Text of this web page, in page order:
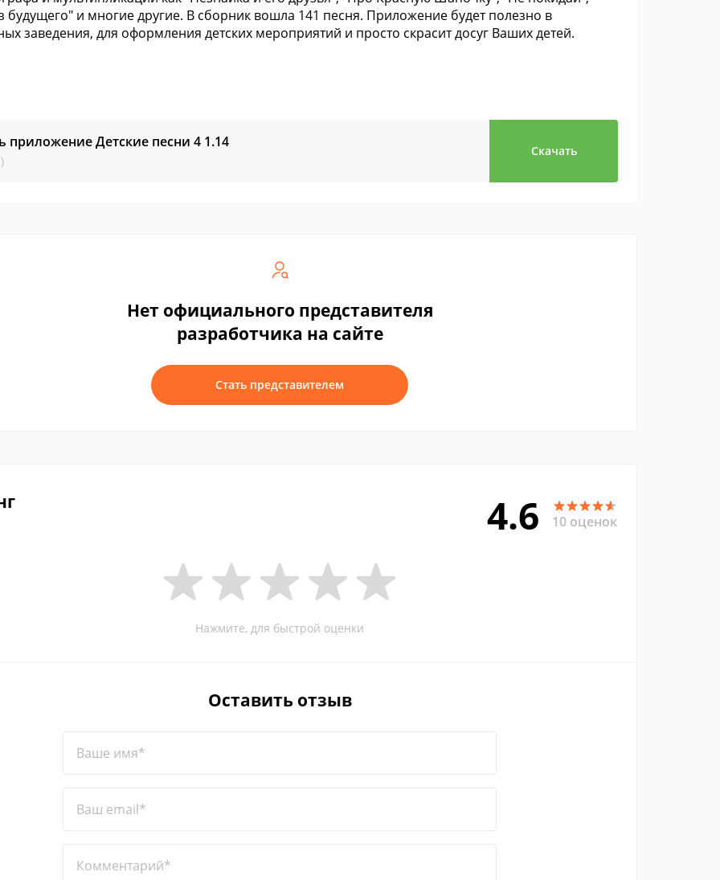
будущего" и многие другие. В сборник вошла 141 песня. Приложение будет полезно в
заведения, для оформления детских мероприятий и просто скрасит досуг Ваших детей.
приложение Детские песни 4 1.14
Скачать
Нет официального представителя
разработчика на сайте
Стать представителем
4.6 10 оценок
Нажмите, для быстрой оценки
Оставить отзыв
Ваше имя*
Ваш email*
Комментарий*